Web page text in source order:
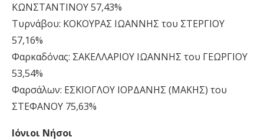
ΚΩΝΣΤΑΝΤΙΝΟΥ 57,43%
Τυρνάβου: ΚΟΚΟΥΡΑΣ ΙΩΑΝΝΗΣ του ΣΤΕΡΓΙΟΥ
57,16%
Φαρκαδόνας: ΣΑΚΕΛΛΑΡΙΟΥ ΙΩΑΝΝΗΣ του ΓΕΩΡΓΙΟΥ
53,54%
Φαρσάλων: ΕΣΚΙΟΓΛΟΥ ΙΟΡΔΑΝΗΣ (ΜΑΚΗΣ) του
ΣΤΕΦΑΝΟΥ 75,63%
Ιόνιοι Νήσοι